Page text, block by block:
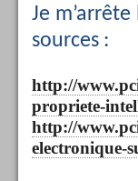
Je
sources :
http://
propriete-
http://
electronique-